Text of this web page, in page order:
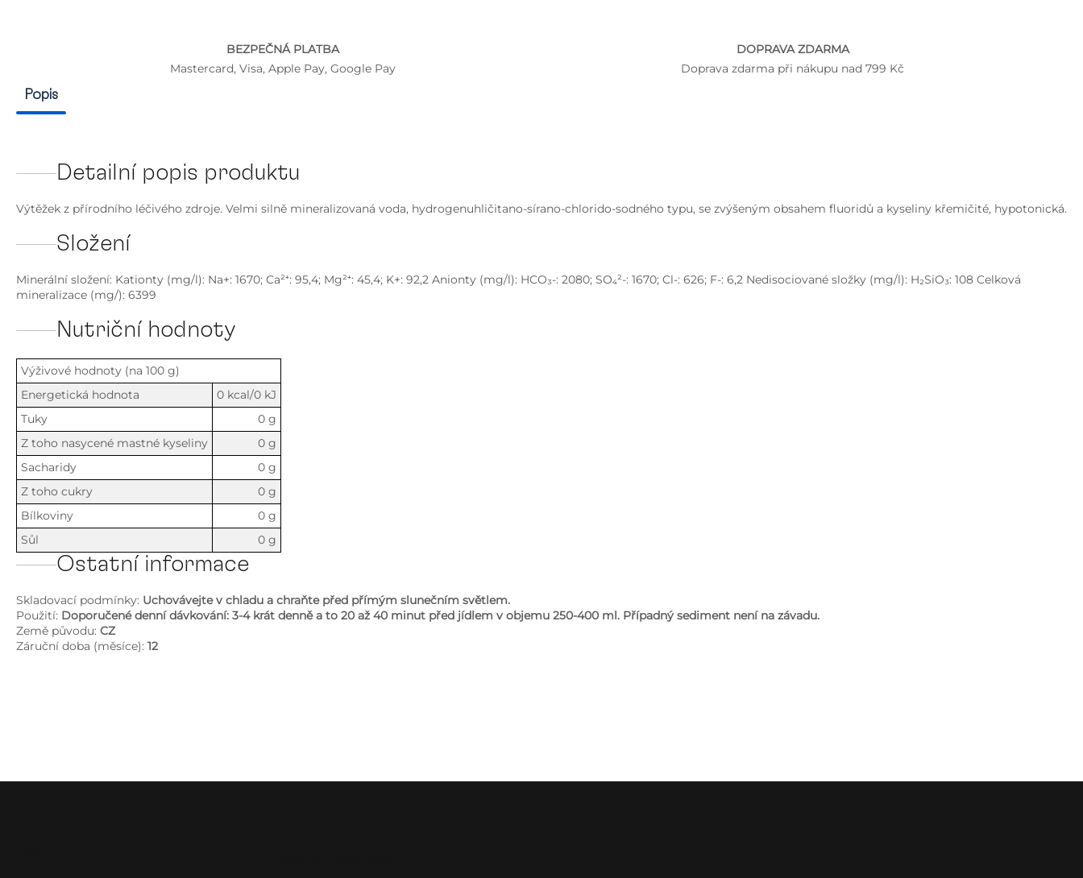
BEZPEČNÁ PLATBA
Mastercard, Visa, Apple Pay, Google Pay
DOPRAVA ZDARMA
Doprava zdarma při nákupu nad 799 Kč
Popis
Detailní popis produktu
Výtěžek z přírodního léčivého zdroje. Velmi silně mineralizovaná voda, hydrogenuhličitano-sírano-chlorido-sodného typu, se zvýšeným obsahem fluoridů a kyseliny křemičité, hypotonická.
Složení
Minerální složení: Kationty (mg/l): Na+: 1670; Ca²⁺: 95,4; Mg²⁺: 45,4; K+: 92,2 Anionty (mg/l): HCO₃-: 2080; SO₄²-: 1670; Cl-: 626; F-: 6,2 Nedisociované složky (mg/l): H₂SiO₃: 108 Celková
mineralizace (mg/): 6399
Nutriční hodnoty
Výživové hodnoty (na 100 g)
Energetická hodnota
0 kcal/0 kJ
Tuky
0 g
Z toho nasycené mastné kyseliny
0 g
Sacharidy
0 g
Z toho cukry
0 g
Bílkoviny
0 g
Sůl
0 g
Ostatní informace
Skladovací podmínky: Uchovávejte v chladu a chraňte před přímým slunečním světlem.
Použití: Doporučené denní dávkování: 3-4 krát denně a to 20 až 40 minut před jídlem v objemu 250-400 ml. Případný sediment není na závadu.
Země původu: CZ
Záruční doba (měsíce): 12